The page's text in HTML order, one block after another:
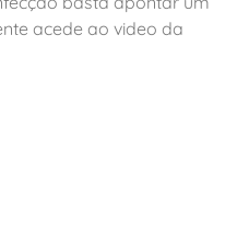
acede ao video da